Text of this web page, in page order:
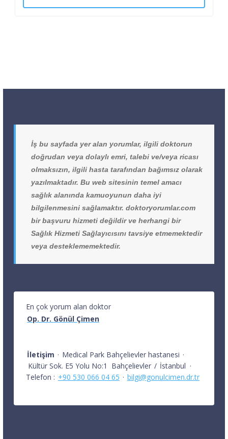
İş bu sayfada yer alan yorumlar, ilgili doktorun
doğrudan veya dolaylı emri, talebi ve/veya ricası
olmaksızın, ilgili hasta tarafından bağımsız olarak
yazılmaktadır. Bu web sitesinin temel amacı
sağlık alanında kamuoyunun daha iyi
bilgilenmesini sağlamaktır. doktoryorumlar.com
bir başvuru hizmeti değildir ve herhangi bir
Sağlık Hizmeti Sağlayıcısını tavsiye etmemektedir
veya desteklememektedir.
En çok yorum alan doktor
Op. Dr. Gönül Çimen
İletişim · Medical Park Bahçelievler hastanesi ·
Kültür Sok. E5 Yolu No:1
Bahçelievler / İstanbul ·
Telefon : +90 530 066 04 65 · bilgi@gonulcimen.dr.tr